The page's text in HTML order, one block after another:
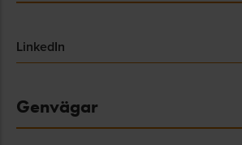
LinkedIn
Genvägar